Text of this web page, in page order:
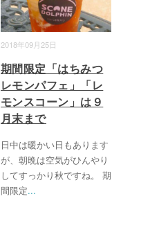
2018年09月25日
期間限定「はちみつ
レモンパフェ」「レ
モンスコーン」は９
月末まで
日中は暖かい日もあります
が、朝晩は空気がひんやり
してすっかり秋ですね。 期
間限定...